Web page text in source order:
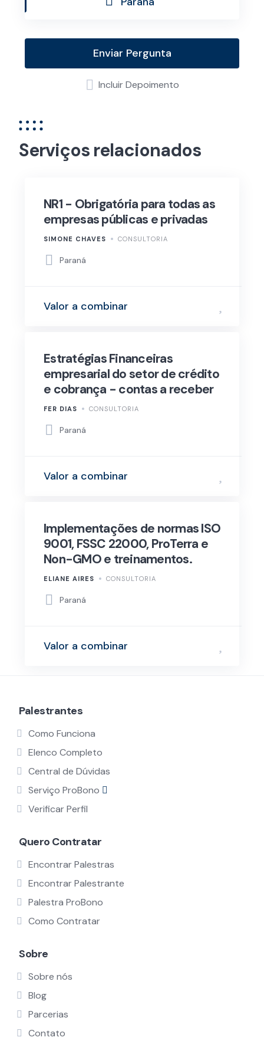
Enviar Pergunta
Incluir Depoimento
Serviços relacionados
NR1 - Obrigatória para todas as
empresas públicas e privadas
SIMONE CHAVES CONSULTORIA
Paraná
Valor a combinar
Estratégias Financeiras
empresarial do setor de crédito
e cobrança - contas a receber
FER DIAS CONSULTORIA
Paraná
Valor a combinar
Implementações de normas ISO
9001, FSSC 22000, ProTerra e
Non-GMO e treinamentos.
ELIANE AIRES CONSULTORIA
Paraná
Valor a combinar
Palestrantes
Como Funciona
Elenco Completo
Central de Dúvidas
Serviço ProBono
Verificar Perfil
Quero Contratar
Encontrar Palestras
Encontrar Palestrante
Palestra ProBono
Como Contratar
Sobre
Sobre nós
Blog
Parcerias
Contato